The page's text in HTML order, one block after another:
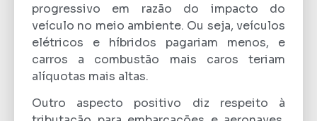
progressivo em razão do impacto do
veículo no meio ambiente. Ou seja, veículos
elétricos e híbridos pagariam menos, e
carros a combustão mais caros teriam
alíquotas mais altas.
Outro aspecto positivo diz respeito à